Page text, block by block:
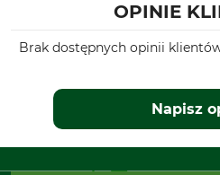
OPINIE
Brak dostępnych opinii
Napisz